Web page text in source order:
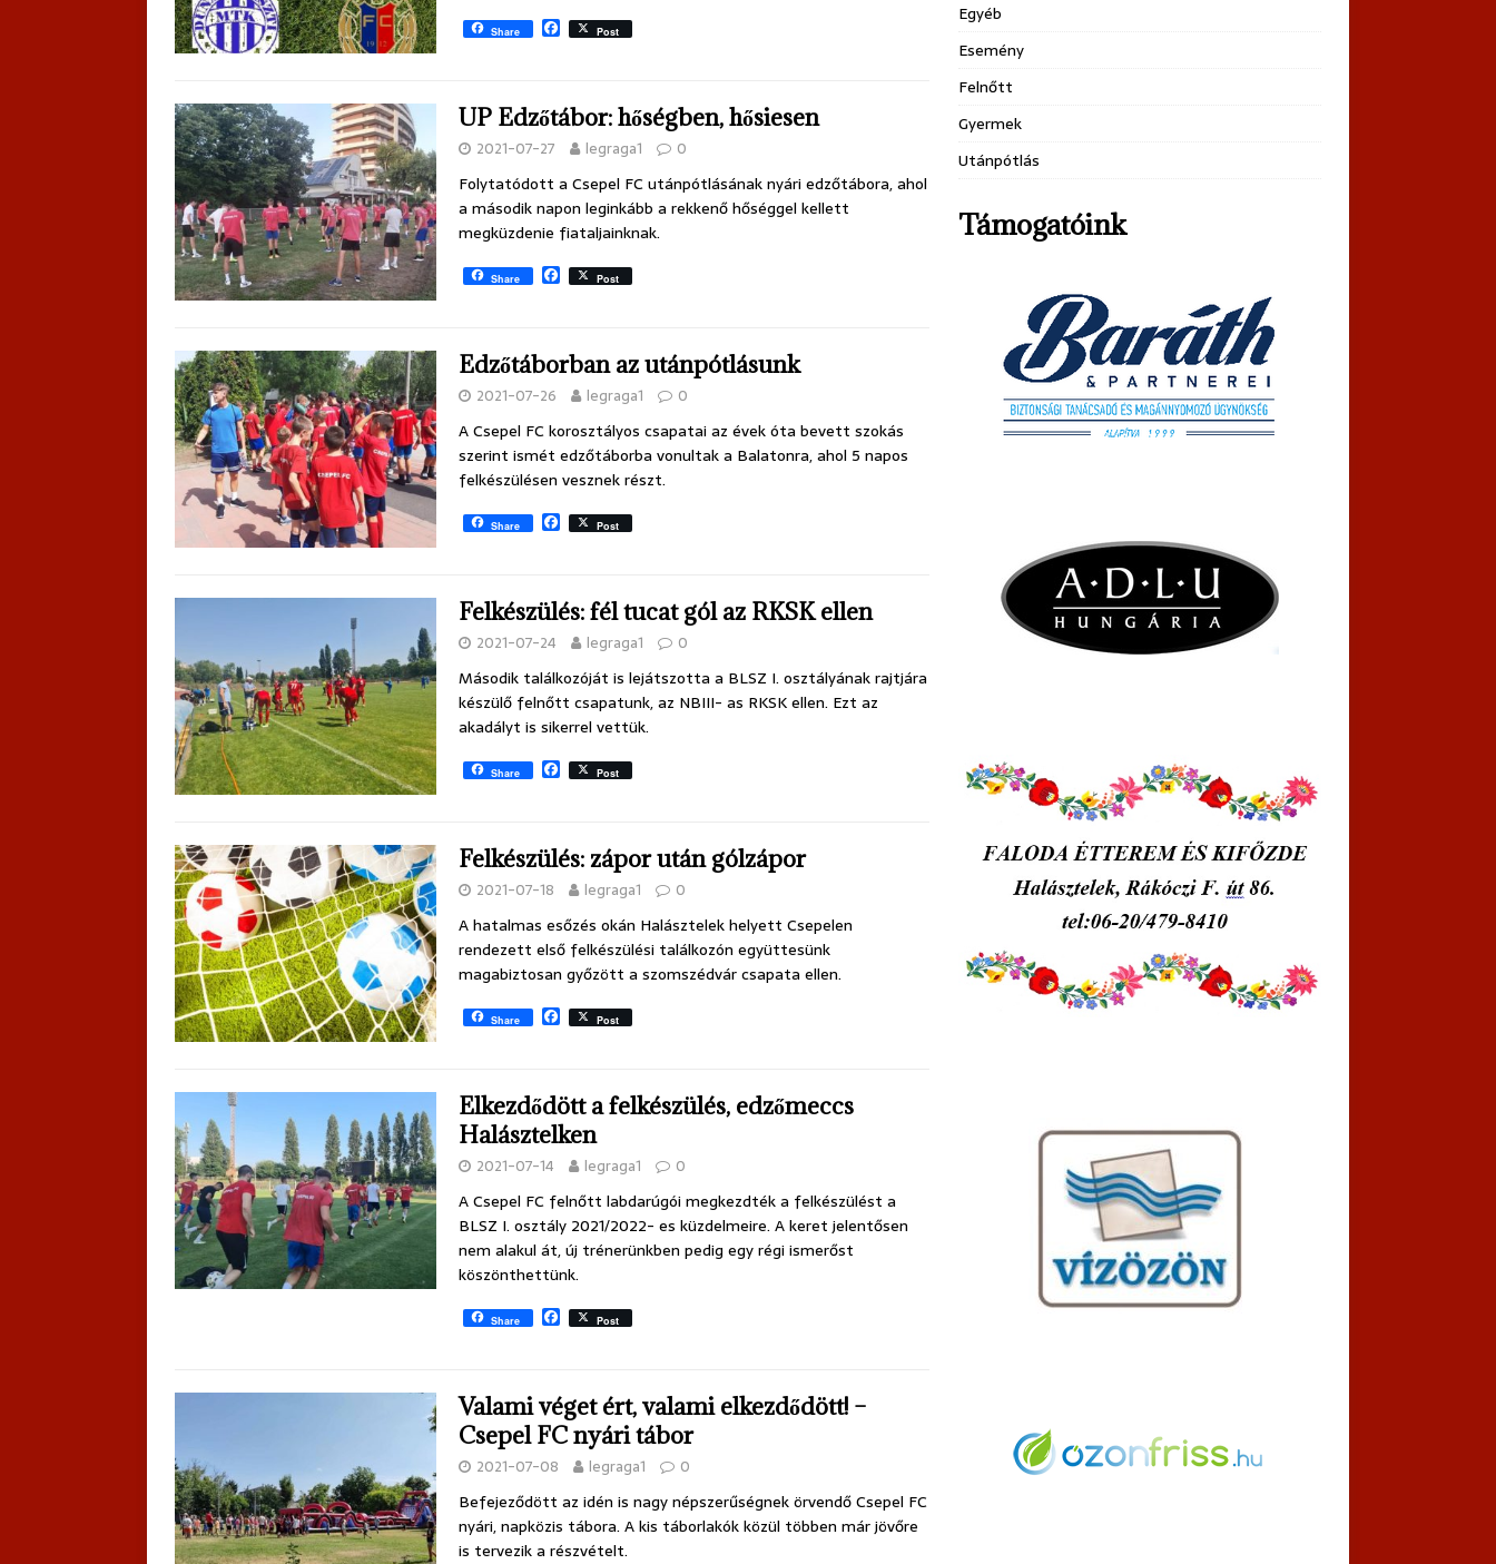
Share a
b
o
o
Post
UP Edzőtábor: hőségben, hősiesen
2021-07-27 legraga1 0
Folytatódott a Csepel FC utánpótlásának nyári edzőtábora, ahol
a második napon leginkább a rekkenő hőséggel kellett
megküzdenie fiataljainknak.
Share a
b
o
o
Post
Edzőtáborban az utánpótlásunk
2021-07-26 legraga1 0
A Csepel FC korosztályos csapatai az évek óta bevett szokás
szerint ismét edzőtáborba vonultak a Balatonra, ahol 5 napos
felkészülésen vesznek részt.
Share a
b
o
o
Post
Felkészülés: fél tucat gól az RKSK ellen
2021-07-24 legraga1 0
Második találkozóját is lejátszotta a BLSZ I. osztályának rajtjára
készülő felnőtt csapatunk, az NBIII- as RKSK ellen. Ezt az
akadályt is sikerrel vettük.
Share a
b
o
o
Post
Felkészülés: zápor után gólzápor
2021-07-18 legraga1 0
A hatalmas esőzés okán Halásztelek helyett Csepelen
rendezett első felkészülési találkozón együttesünk
magabiztosan győzött a szomszédvár csapata ellen.
Share a
o
o
k
Post
Elkezdődött a felkészülés, edzőmeccs
Halásztelken
2021-07-14 legraga1 0
A Csepel FC felnőtt labdarúgói megkezdték a felkészülést a
BLSZ I. osztály 2021/2022- es küzdelmeire. A keret jelentősen
nem alakul át, új trénerünkben pedig egy régi ismerőst
köszönthettünk.
Share a
b
o
o
k
Post
Valami véget ért, valami elkezdődött! –
Csepel FC nyári tábor
2021-07-08 legraga1 0
Befejeződött az idén is nagy népszerűségnek örvendő Csepel FC
nyári, napközis tábora. A kis táborlakók közül többen már jövőre
is tervezik a részvételt.
Egyéb
Esemény
Felnőtt
Gyermek
Utánpótlás
Támogatóink